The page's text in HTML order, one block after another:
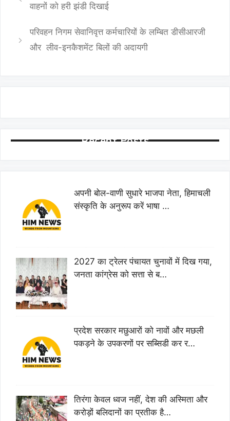
वाहनों को हरी झंडी दिखाई
परिवहन निगम सेवानिवृत्त कर्मचारियों के लम्बित डीसीआरजी
और लीव-इनकैशमेंट बिलों की अदायगी
Recent Posts
अपनी बोल-वाणी सुधारे भाजपा नेता, हिमाचली
संस्कृति के अनुरूप करें भाषा …
2027 का ट्रेलर पंचायत चुनावों में दिख गया,
जनता कांग्रेस को सत्ता से ब…
प्रदेश सरकार मछुआरों को नावों और मछली
पकड़ने के उपकरणों पर सब्सिडी कर र…
तिरंगा केवल ध्वज नहीं, देश की अस्मिता और
करोड़ों बलिदानों का प्रतीक है…